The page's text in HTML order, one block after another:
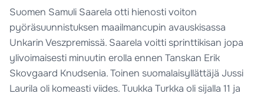
Suomen Samuli Saarela otti hienosti voiton
pyöräsuunnistuksen maailmancupin avauskisassa
Unkarin Veszpremissä. Saarela voitti sprinttikisan jopa
ylivoimaisesti minuutin erolla ennen Tanskan Erik
Skovgaard Knudsenia. Toinen suomalaisyllättäjä Jussi
Laurila oli komeasti viides. Tuukka Turkka oli sijalla 11 ja